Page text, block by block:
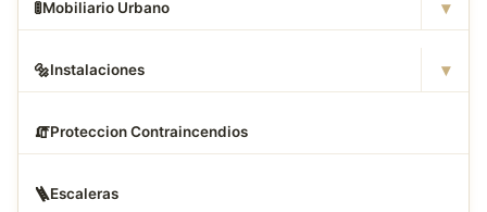
🚦Mobiliario Urbano ▾
🔩Instalaciones ▾
🧯Proteccion Contraincendios
🪜Escaleras